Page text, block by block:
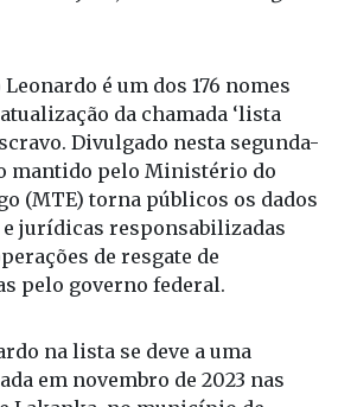
é um dos 176 nomes
Divulgado nesta segunda-
mantido pelo Ministério do
(MTE) torna públicos os dados
e jurídicas responsabilizadas
de resgate de
pelo governo federal.
na lista se deve a uma
Goiás. Na ocasião, foram
incluindo um